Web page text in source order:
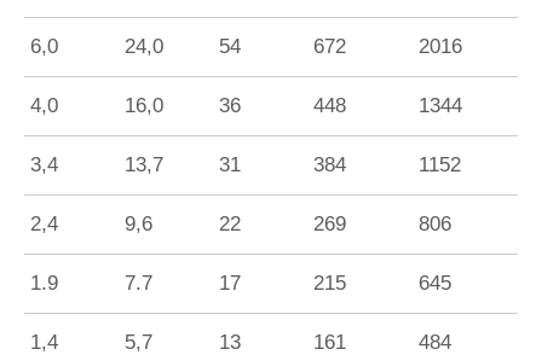
6,0 24,0 54 672 2016
4,0 16,0 36 448 1344
3,4 13,7 31 384 1152
2,4 9,6 22 269 806
1.9 7.7 17 215 645
1,4 5,7 13 161 484